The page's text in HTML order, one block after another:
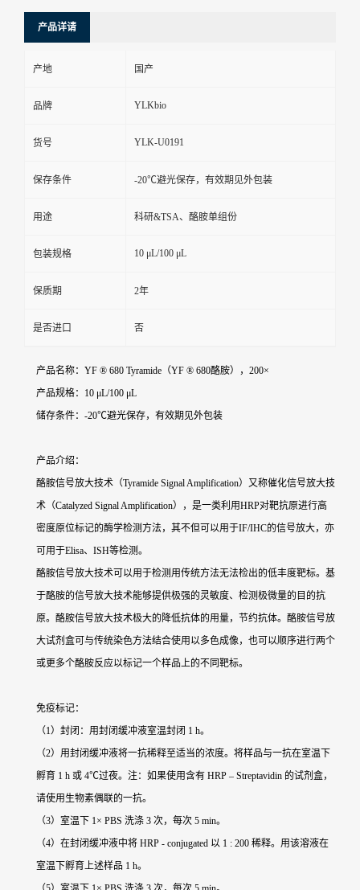
产品详请
产地 国产
品牌 YLKbio
货号 YLK-U0191
保存条件 -20℃避光保存，有效期见外包装
用途 科研&TSA、酪胺单组份
包装规格 10 μL/100 μL
保质期 2年
是否进口 否
产品名称：YF ® 680 Tyramide（YF ® 680酪胺），200×
产品规格：10 μL/100 μL
储存条件：-20℃避光保存，有效期见外包装
产品介绍：
酪胺信号放大技术（Tyramide Signal Amplification）又称催化信号放大技
术（Catalyzed Signal Amplification），是一类利用HRP对靶抗原进行高
密度原位标记的酶学检测方法，其不但可以用于IF/IHC的信号放大，亦
可用于Elisa、ISH等检测。
酪胺信号放大技术可以用于检测用传统方法无法检出的低丰度靶标。基
于酪胺的信号放大技术能够提供极强的灵敏度、检测极微量的目的抗
原。酪胺信号放大技术极大的降低抗体的用量，节约抗体。酪胺信号放
大试剂盒可与传统染色方法结合使用以多色成像，也可以顺序进行两个
或更多个酪胺反应以标记一个样品上的不同靶标。
免疫标记：
（1）封闭：用封闭缓冲液室温封闭 1 h。
（2）用封闭缓冲液将一抗稀释至适当的浓度。将样品与一抗在室温下
孵育 1 h 或 4℃过夜。注：如果使用含有 HRP – Streptavidin 的试剂盒，
请使用生物素偶联的一抗。
（3）室温下 1× PBS 洗涤 3 次，每次 5 min。
（4）在封闭缓冲液中将 HRP - conjugated 以 1 : 200 稀释。用该溶液在
室温下孵育上述样品 1 h。